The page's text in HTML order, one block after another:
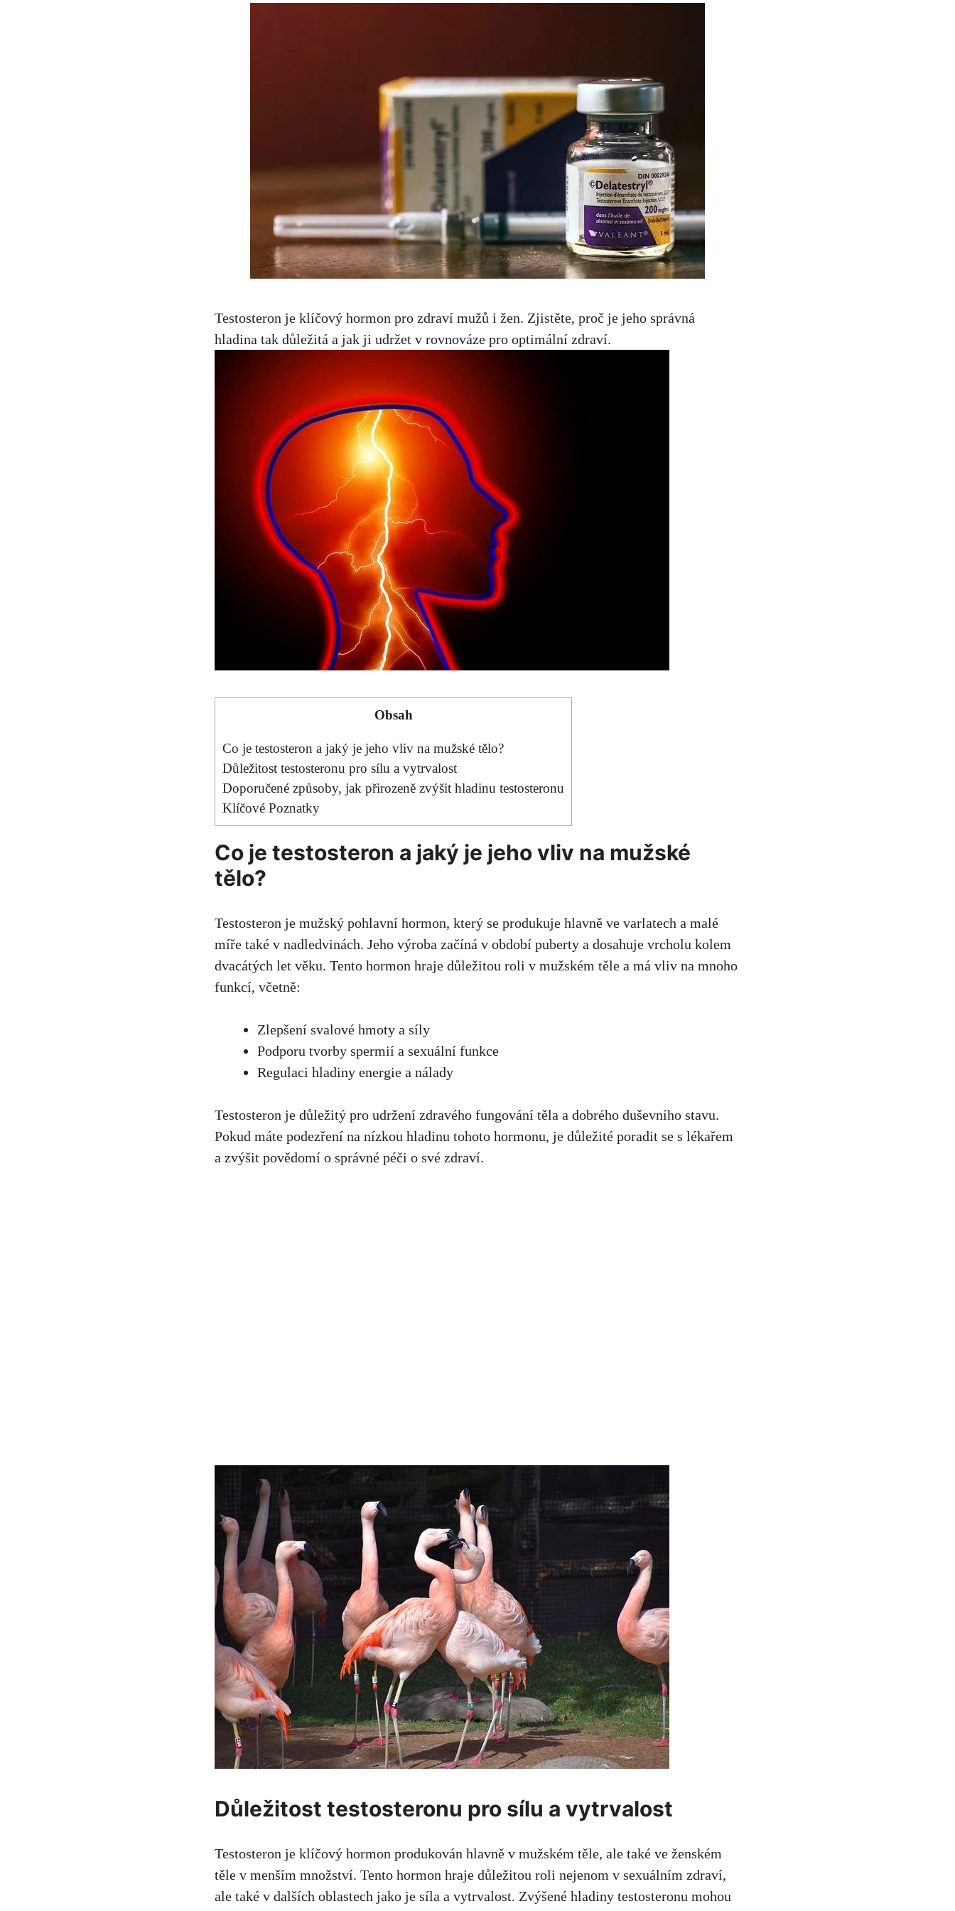
Testosteron je klíčový hormon pro zdraví mužů i žen. Zjistěte, proč je jeho správná
hladina tak důležitá a jak ji udržet v rovnováze pro optimální zdraví.
Obsah
Co je testosteron a jaký je jeho vliv na mužské tělo?
Důležitost testosteronu pro sílu a vytrvalost
Doporučené způsoby, jak přirozeně zvýšit hladinu testosteronu
Klíčové Poznatky
Co je testosteron a jaký je jeho vliv na mužské
tělo?
Testosteron je mužský pohlavní hormon, který se produkuje hlavně ve varlatech a malé
míře také v nadledvinách. Jeho výroba začíná v období puberty a dosahuje vrcholu kolem
dvacátých let věku. Tento hormon hraje důležitou roli v mužském těle a má vliv na mnoho
funkcí, včetně:
Zlepšení svalové hmoty a síly
Podporu tvorby spermií a sexuální funkce
Regulaci hladiny energie a nálady
Testosteron je důležitý pro udržení zdravého fungování těla a dobrého duševního stavu.
Pokud máte podezření na nízkou hladinu tohoto hormonu, je důležité poradit se s lékařem
a zvýšit povědomí o správné péči o své zdraví.
Důležitost testosteronu pro sílu a vytrvalost
Testosteron je klíčový hormon produkován hlavně v mužském těle, ale také ve ženském
těle v menším množství. Tento hormon hraje důležitou roli nejenom v sexuálním zdraví,
ale také v dalších oblastech jako je síla a vytrvalost. Zvýšené hladiny testosteronu mohou